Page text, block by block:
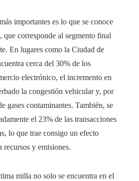
importantes es lo que se conoce
corresponde al segmento final
En lugares como la Ciudad de
cerca del 30% de los
electrónico, el incremento en
la congestión vehicular y, por
gases contaminantes. También, se
el 23% de las transacciones
lo que trae consigo un efecto
recursos y emisiones.
milla no solo se encuentra en el